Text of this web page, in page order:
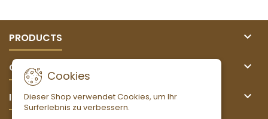
PRODUCTS 
OUR COMPANY 
IHR KONTO 
Cookies
Dieser Shop verwendet Cookies, um Ihr
Surferlebnis zu verbessern.